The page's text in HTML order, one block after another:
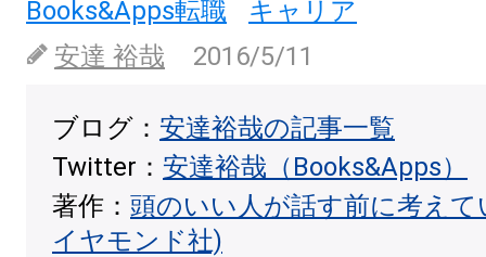
Books&Apps転職
キャリア
安達 裕哉
2016/5/11
ブログ： 安達裕哉の記事一覧
Twitter： 安達裕哉（Books&Apps）
著作： 頭のいい人が話す前に考え
イヤモンド社)